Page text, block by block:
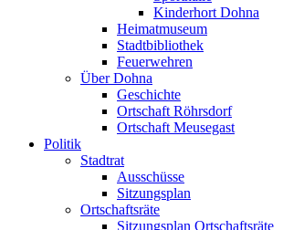
Kinderhort Dohna
Heimatmuseum
Stadtbibliothek
Feuerwehren
Über Dohna
Geschichte
Ortschaft Röhrsdorf
Ortschaft Meusegast
Politik
Stadtrat
Ausschüsse
Sitzungsplan
Ortschaftsräte
Sitzungsplan Ortschaftsräte